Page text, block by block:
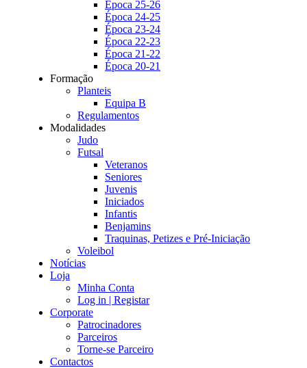
Época 25-26
Época 24-25
Época 23-24
Época 22-23
Época 21-22
Época 20-21
Formação
Planteis
Equipa B
Regulamentos
Modalidades
Judo
Futsal
Veteranos
Seniores
Juvenis
Iniciados
Infantis
Benjamins
Traquinas, Petizes e Pré-Iniciação
Voleibol
Notícias
Loja
Minha Conta
Log in | Registar
Corporate
Patrocinadores
Parceiros
Torne-se Parceiro
Contactos